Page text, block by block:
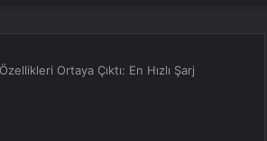
Ortaya Çıktı: En Hızlı Şarj